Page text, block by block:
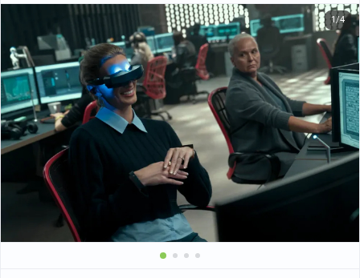
1/4